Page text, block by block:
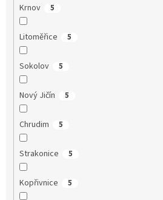
Krnov 5
Litoměřice 5
Sokolov 5
Nový Jičín 5
Chrudim 5
Strakonice 5
Kopřivnice 5